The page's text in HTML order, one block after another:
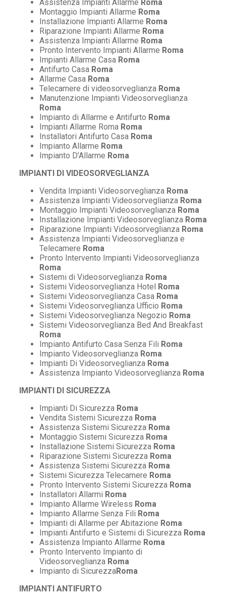
Assistenza Impianti Allarme Roma
Montaggio Impianti Allarme Roma
Installazione Impianti Allarme Roma
Riparazione Impianti Allarme Roma
Assistenza Impianti Allarme Roma
Pronto Intervento Impianti Allarme Roma
Impianti Allarme Casa Roma
Antifurto Casa Roma
Allarme Casa Roma
Telecamere di videosorveglianza Roma
Manutenzione Impianti Videosorveglianza
Roma
Impianto di Allarme e Antifurto Roma
Impianti Allarme Roma Roma
Installatori Antifurto Casa Roma
Impianto Allarme Roma
Impianto D’Allarme Roma
IMPIANTI DI VIDEOSORVEGLIANZA
Vendita Impianti Videosorveglianza Roma
Assistenza Impianti Videosorveglianza Roma
Montaggio Impianti Videosorveglianza Roma
Installazione Impianti Videosorveglianza Roma
Riparazione Impianti Videosorveglianza Roma
Assistenza Impianti Videosorveglianza e
Telecamere Roma
Pronto Intervento Impianti Videosorveglianza
Roma
Sistemi di Videosorveglianza Roma
Sistemi Videosorveglianza Hotel
Roma
Sistemi Videosorveglianza Casa Roma
Sistemi Videosorveglianza Ufficio Roma
Sistemi Videosorveglianza Negozio Roma
Sistemi Videosorveglianza Bed And Breakfast
Roma
Impianto Antifurto Casa Senza Fili Roma
Impianto Videosorveglianza Roma
Impianti Di Videosorveglianza Roma
Assistenza Impianto Videosorveglianza Roma
IMPIANTI DI SICUREZZA
Impianti Di Sicurezza Roma
Vendita Sistemi Sicurezza Roma
Assistenza Sistemi Sicurezza Roma
Montaggio Sistemi Sicurezza Roma
Installazione Sistemi Sicurezza Roma
Riparazione Sistemi Sicurezza Roma
Assistenza Sistemi Sicurezza Roma
Sistemi Sicurezza Telecamere Roma
Pronto Intervento Sistemi Sicurezza Roma
Installatori Allarmi Roma
Impianto Allarme Wireless Roma
Impianto Allarme Senza Fili Roma
Impianti di Allarme per Abitazione Roma
Impianti Antifurto e Sistemi di Sicurezza Roma
Assistenza Impianto Allarme Roma
Pronto Intervento Impianto di
Videosorveglianza Roma
Impianto di SicurezzaRoma
IMPIANTI ANTIFURTO